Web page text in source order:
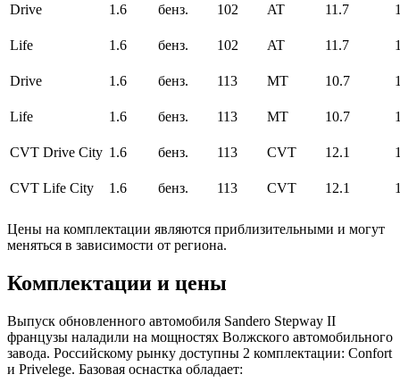
Drive 1.6 бенз. 102 AT 11.7
Life 1.6 бенз. 102 AT 11.7
Drive 1.6 бенз. 113 MT 10.7
Life 1.6 бенз. 113 MT 10.7
CVT Drive City 1.6 бенз. 113 CVT 12.1
CVT Life City 1.6 бенз. 113 CVT 12.1
Цены на комплектации являются приблизительными и могут
меняться в зависимости от региона.
Комплектации и цены
Выпуск обновленного автомобиля Sandero Stepway II
французы наладили на мощностях Волжского автомобильного
завода. Российскому рынку доступны 2 комплектации: Confort
и Privelege. Базовая оснастка обладает: